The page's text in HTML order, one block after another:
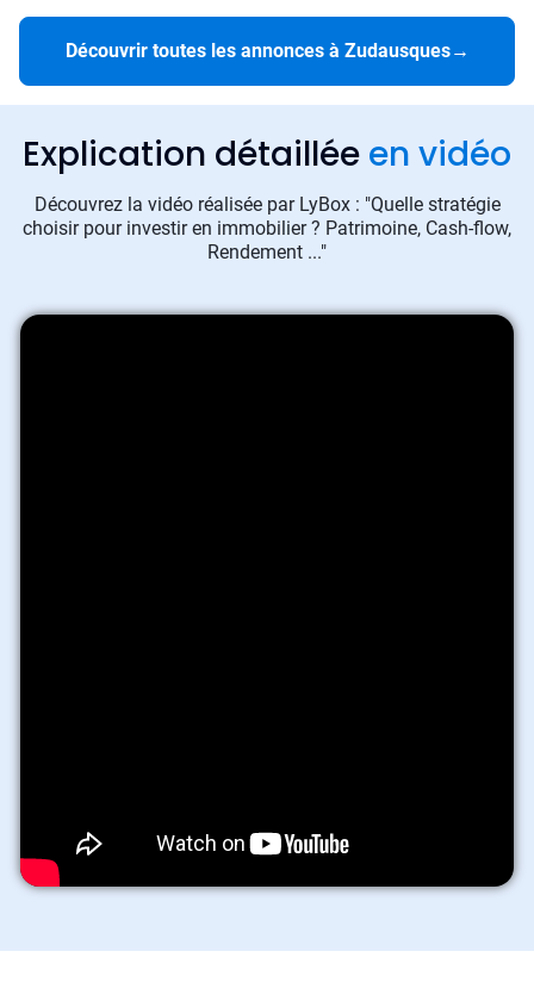
Découvrir toutes les annonces à Zudausques→
Explication détaillée en vidéo
Découvrez la vidéo réalisée par LyBox : "Quelle stratégie
choisir pour investir en immobilier ? Patrimoine, Cash-flow,
Rendement ..."